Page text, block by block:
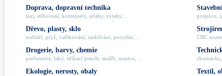
Doprava, dopravní technika
taxi, stěhování, kontejnery, jeřáby, výtahy, ...
Dřevo, plasty, sklo
truhláři, pryž, vstřikování, zasklívání, porcelán, ...
Drogerie, barvy, chemie
parfumerie, laky, stříkací pistole, malíři, maziva, ...
Ekologie, nerosty, obaly
projekce,
CNC
Textil,